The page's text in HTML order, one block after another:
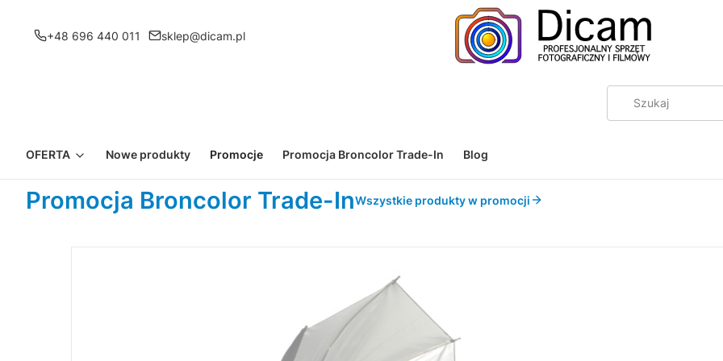
+48 696 440 011 sklep@dicam.pl
OFERTA Nowe produkty Promocje Promocja Broncolor Trade-In Blog
Promocja Broncolor Trade-InWszystkie produkty w promocji